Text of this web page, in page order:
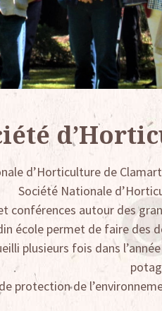
d’Horticulture de
Société Nationale
conférences autour des
école permet de faire
plusieurs fois dans
protection de